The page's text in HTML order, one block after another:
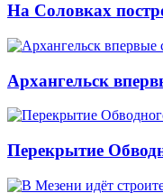
На Соловках
Архангельск
Перекрытие